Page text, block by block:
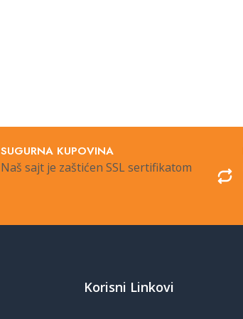
SUGURNA KUPOVINA
Naš sajt je zaštićen SSL sertifikatom
Korisni Linkovi